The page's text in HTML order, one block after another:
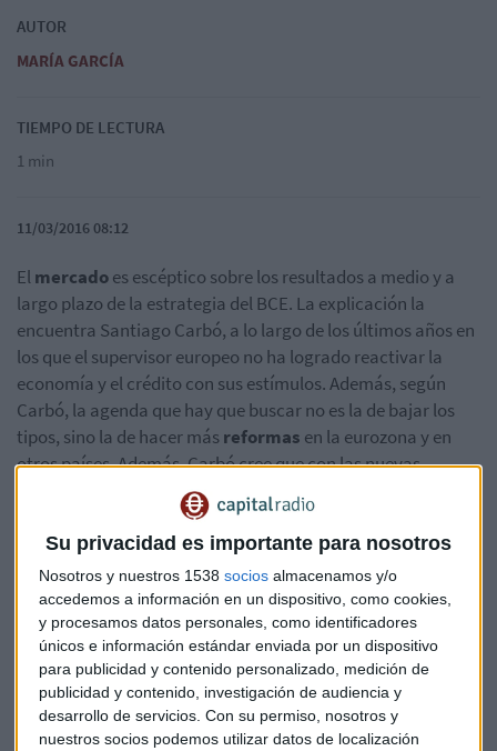
Su privacidad es importante para nosotros
Nosotros y nuestros 1538 socios almacenamos y/o
accedemos a información en un dispositivo, como cookies,
y procesamos datos personales, como identificadores
únicos e información estándar enviada por un dispositivo
para publicidad y contenido personalizado, medición de
publicidad y contenido, investigación de audiencia y
desarrollo de servicios. Con su permiso, nosotros y
nuestros socios podemos utilizar datos de localización
AUTOR
MARÍA GARCÍA
TIEMPO DE LECTURA
1 min
11/03/2016 08:12
Elmercadoes escéptico sobre los resultados a medio y a
largo plazo de la estrategia del BCE. La explicación la
encuentra Santiago Carbó, a lo largo de los últimos años en
los que el supervisor europeo no ha logrado reactivar la
economía y el crédito con sus estímulos. Además, según
Carbó, la agenda que hay que buscar no es la de bajar los
tipos, sino la de hacer másreformas en la eurozona y en
otros países. Además, Carbó cree que con las nuevas
medidas los efectos sobre las PYMES serán limitados porque
el BCE solo comprará deuda de las grandes empresas. En
cuanto a laeconomía española, la predicción es la
siguiente: si se prolonga la incertidumbre política a lo largo
de mucho tiempo, se retraerán más inversiones.
Escucha la entrevista completa enCapital, la Bolsa y la Vida.
*Lo sentimos pero el audio ha sido eliminado